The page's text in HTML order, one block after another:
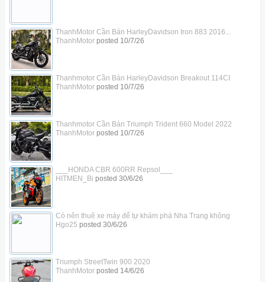
ThanhMotor Cần Bán HarleyDavidson Iron 883 2016...
ThanhMotorposted 10/7/26
Thanhmotor Cần Bán HarleyDavidson Breakout 114CI
ThanhMotorposted 10/7/26
Thanhmotor Cần Bán Triumph Trident 660 Model 2022
ThanhMotorposted 10/7/26
___HONDA CBR 600RR Repsol___
HITMEN_Bi posted 30/6/26
Có nên thuê xe máy để tự khám phá Nha Trang không
Hgo25 posted 30/6/26
Triumph StreetTwin 900 2020
ThanhMotorposted 14/6/26